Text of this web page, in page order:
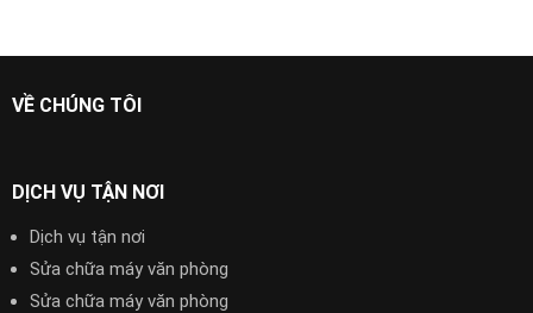
VỀ CHÚNG TÔI
DỊCH VỤ TẬN NƠI
Dịch vụ tận nơi
Sửa chữa máy văn phòng
Sửa chữa máy văn phòng